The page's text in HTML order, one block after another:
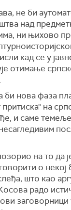
не би
над
ни њихово
кад се у
отимање
би нова фаза
на
и саме
на то да
о некој
што као
радо
заговорници